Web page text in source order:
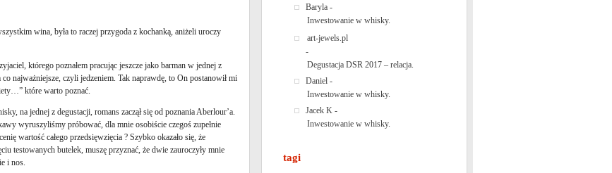
wina, była to raczej przygoda z kochanką, aniżeli uroczy
którego poznałem pracując jeszcze jako barman w jednej z
najważniejsze, czyli jedzeniem. Tak naprawdę, to On postanowił mi
które warto poznać.
na jednej z degustacji, romans zaczął się od poznania Aberlour’a.
wyruszyliśmy próbować, dla mnie osobiście czegoś zupełnie
wartość całego przedsięwzięcia ? Szybko okazało się, że
testowanych butelek, muszę przyznać, że dwie zauroczyły mnie
i nos.
Baryla -
Inwestowanie w whisky.
art-jewels.pl
-
Degustacja DSR 2017 – relacja.
Daniel -
Inwestowanie w whisky.
Jacek K -
Inwestowanie w whisky.
tagi